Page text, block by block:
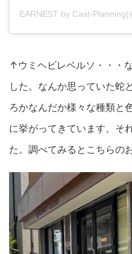
↑ウミヘビレベルソ・・・
した。なんか思っていた蛇
ろかなんだか様々な種類と
に挙がってきています。そ
た。調べてみるとこちらの